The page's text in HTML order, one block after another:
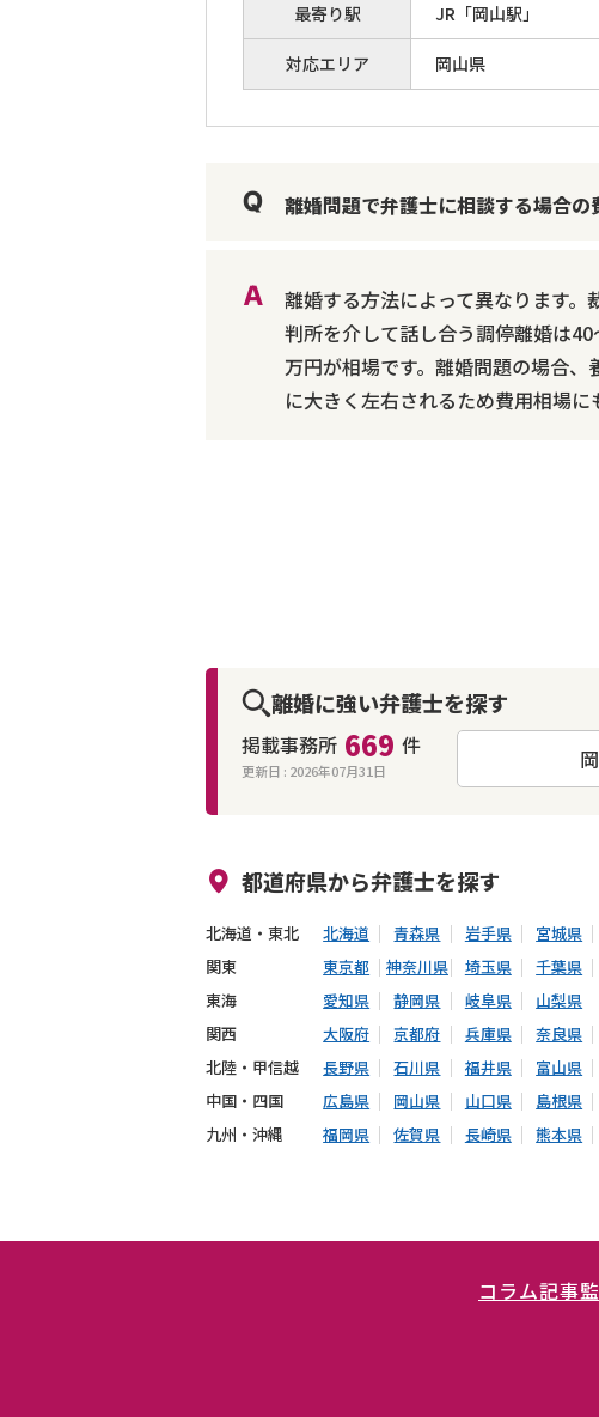
最寄り駅 JR「岡山駅」
対応エリア 岡山県
離婚問題で弁護士に相談する場合の
離婚する方法によって異なります
判所を介して話し合う調停離婚は
万円が相場です。離婚問題の場合
に大きく左右されるため費用相場に
離婚に強い弁護士を探す
掲載事務所 669 件
更新日 : 2026年07月31日
都道府県から弁護士を探す
北海道・東北 北海道 青森県 岩手県 宮城県
関東
東京都 神奈川県 埼玉県 千葉県
東海
愛知県 静岡県 岐阜県
山梨県
関西
大阪府 京都府 兵庫県 奈良県
北陸・甲信越
長野県 石川県 福井県 富山県
中国・四国
広島県 岡山県 山口県 島根県
九州・沖縄
福岡県 佐賀県 長崎県 熊本県
コラム記事